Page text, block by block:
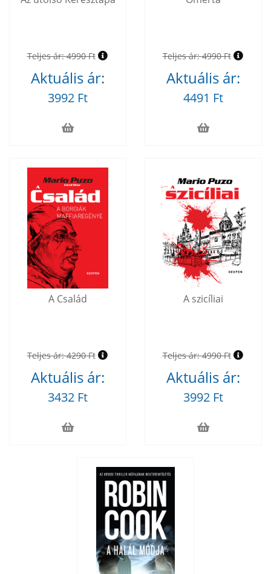
Teljes ár:4990 Ft
Aktuális ár:
3992 Ft
Teljes ár:4990 Ft
Aktuális ár:
4491 Ft
A Család
Teljes ár:4290 Ft
Aktuális ár:
3432 Ft
A szicíliai
Teljes ár:4990 Ft
Aktuális ár:
3992 Ft